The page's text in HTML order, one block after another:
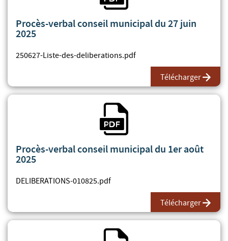
Procès-verbal conseil municipal du 27 juin
2025
250627-Liste-des-deliberations.pdf
Télécharger
Procès-verbal conseil municipal du 1er août
2025
DELIBERATIONS-010825.pdf
Télécharger